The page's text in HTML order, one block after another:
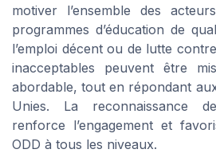
motiver l’ensemble des
programmes d’éducation de
l’emploi décent ou de lutte
inacceptables peuvent être
abordable, tout en répondant
Unies. La reconnaissance
renforce l’engagement et
ODD à tous les niveaux.